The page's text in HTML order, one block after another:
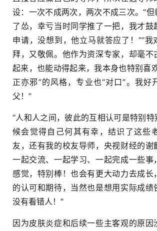
设：一次不成两次，两次不成三次。“
了怂，幸亏当时同学推了一把，我才鼓
申请，没想到，他立马就答应了！”“我
拜，又敬佩。他作为资深专家，却毫不
起来，也能动得起来，我本身也特别喜
正亦邪”的风格，专业也“对口”。我好
父！”
“人和人之间，彼此的互相认可是特别
候会觉得自己何其有幸，结识了这些
友，还有我的校友导师，央视财经的谢
一起交流、一起学习、一起完成一些事
感觉，特别棒！也会有更大动力去成长
的认可和期待，当然也是想用实际成绩
没有看错人！”
因为皮肤炎症和后续一些主客观的原因